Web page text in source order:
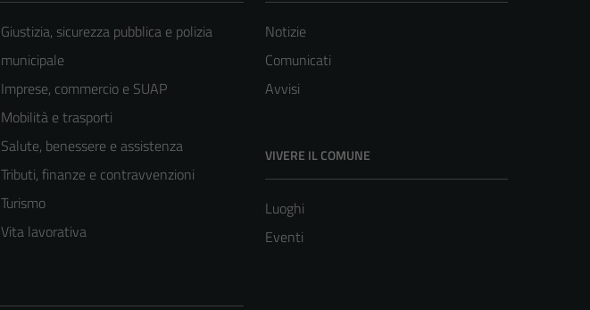
Giustizia, sicurezza pubblica e polizia
municipale
Imprese, commercio e SUAP
Mobilità e trasporti
Salute, benessere e assistenza
Tributi, finanze e contravvenzioni
Turismo
Vita lavorativa
Notizie
Comunicati
Avvisi
VIVERE IL COMUNE
Luoghi
Eventi